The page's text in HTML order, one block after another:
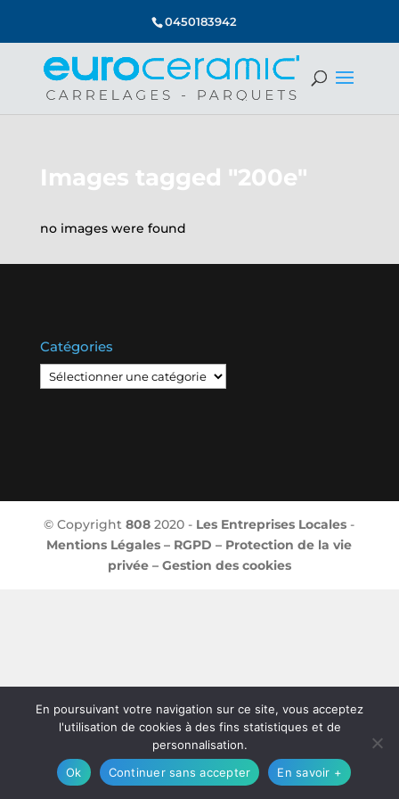
0450183942
Images tagged "200e"
no images were found
Catégories
Catégories
© Copyright808 2020 - Les Entreprises Locales -
Mentions Légales – RGPD – Protection de la vie
privée – Gestion des cookies
En poursuivant votre navigation sur ce site, vous acceptez
l'utilisation de cookies à des fins statistiques et de
personnalisation.
Ok
Continuer sans accepter En savoir +